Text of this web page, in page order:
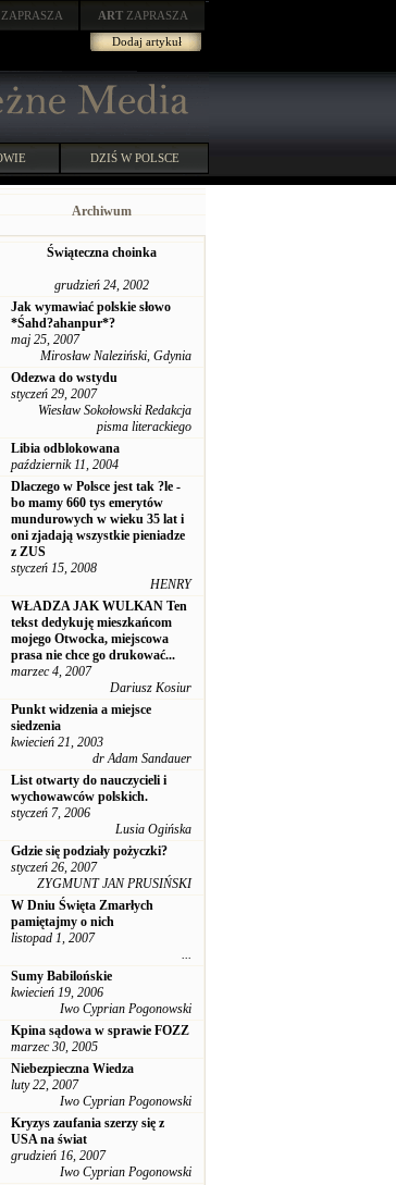
ZAPRASZA ART ZAPRASZA
Dodaj artykuł
DZIŚ W POLSCE
Archiwum
Świąteczna choinka
grudzień 24, 2002
Jak wymawiać polskie słowo
*Śahd?ahanpur*?
maj 25, 2007
Mirosław Naleziński, Gdynia
Odezwa do wstydu
styczeń 29, 2007
Wiesław Sokołowski Redakcja
pisma literackiego
Libia odblokowana
październik 11, 2004
Dlaczego w Polsce jest tak ?le -
bo mamy 660 tys emerytów
mundurowych w wieku 35 lat i
oni zjadają wszystkie pieniadze
z ZUS
styczeń 15, 2008
HENRY
WŁADZA JAK WULKAN Ten
tekst dedykuję mieszkańcom
mojego Otwocka, miejscowa
prasa nie chce go drukować...
marzec 4, 2007
Dariusz Kosiur
Punkt widzenia a miejsce
siedzenia
kwiecień 21, 2003
dr Adam Sandauer
List otwarty do nauczycieli i
wychowawców polskich.
styczeń 7, 2006
Lusia Ogińska
Gdzie się podziały pożyczki?
styczeń 26, 2007
ZYGMUNT JAN PRUSIŃSKI
W Dniu Święta Zmarłych
pamiętajmy o nich
listopad 1, 2007
...
Sumy Babilońskie
kwiecień 19, 2006
Iwo Cyprian Pogonowski
Kpina sądowa w sprawie FOZZ
marzec 30, 2005
Niebezpieczna Wiedza
luty 22, 2007
Iwo Cyprian Pogonowski
Kryzys zaufania szerzy się z
USA na świat
grudzień 16, 2007
Iwo Cyprian Pogonowski